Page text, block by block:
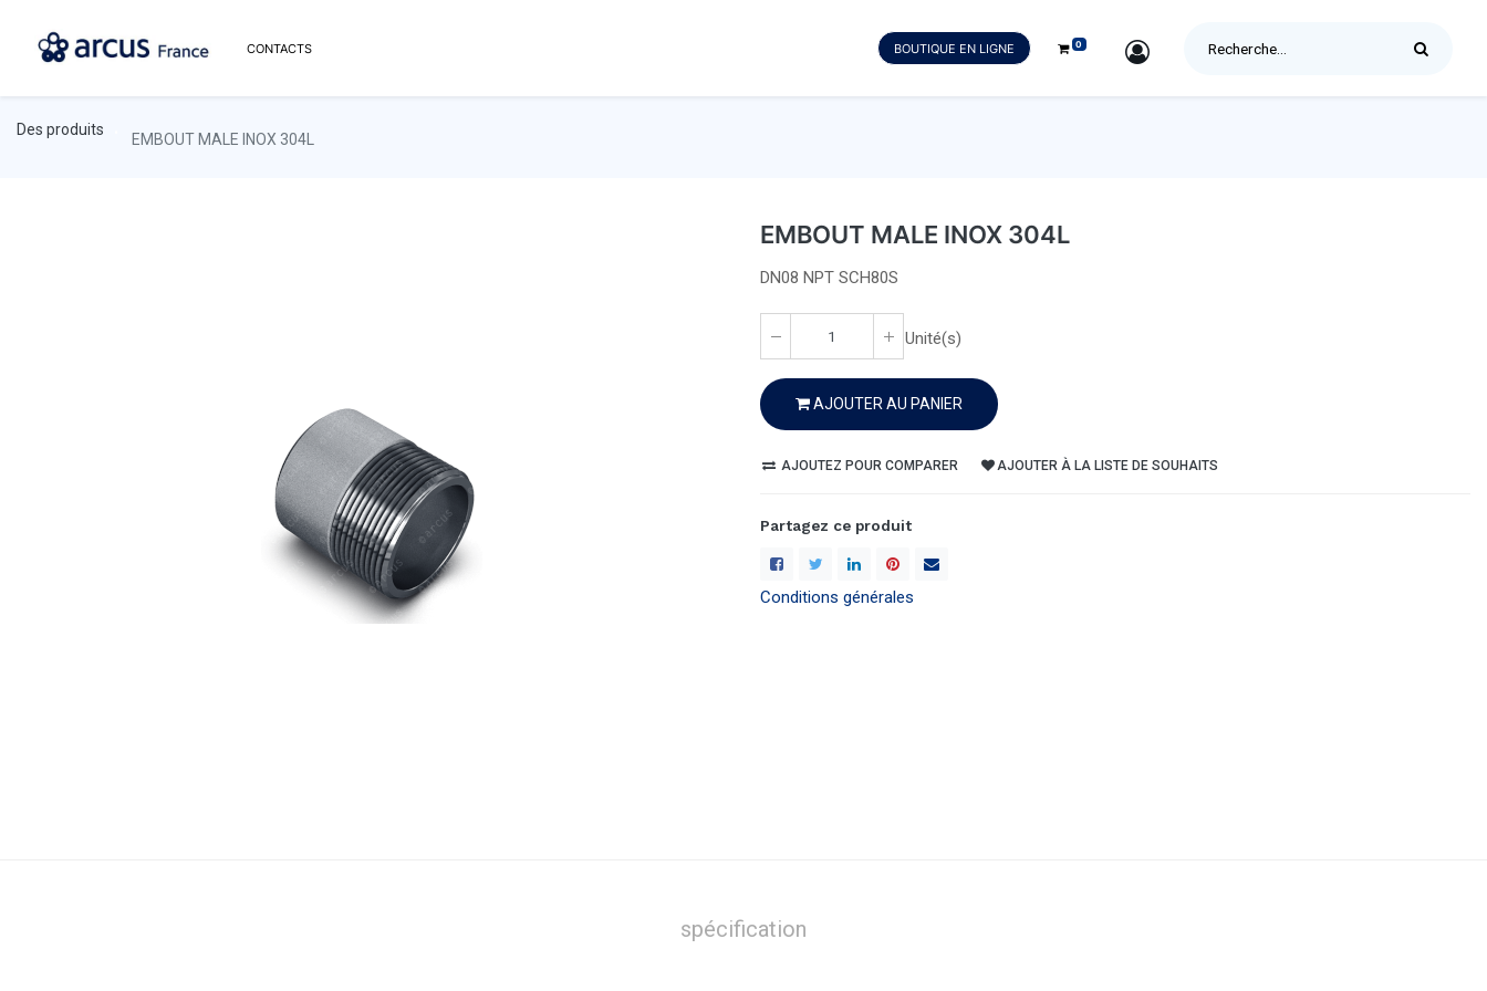
CONTACTS BOUTIQUE EN LIGNE 0 SIGN IN
Des produits
EMBOUT MALE INOX 304L
EMBOUT MALE INOX 304L
DN08 NPT SCH80S
Unité(s)
AJOUTER AU PANIER
AJOUTEZ POUR COMPARER AJOUTER À LA LISTE DE SOUHAITS
Partagez ce produit
Conditions générales
spécification